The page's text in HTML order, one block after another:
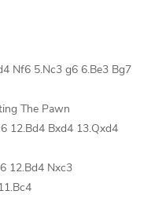
Nf6 5.Nc3 g6 6.Be3 Bg7
The Pawn
12.Bd4 Bxd4 13.Qxd4
12.Bd4 Nxc3